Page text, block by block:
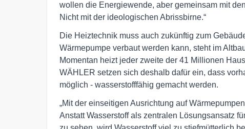
wollen die Energiewende, aber gemeinsam mit
Nicht mit der ideologischen Abrissbirne.“
Die Heiztechnik muss auch zukünftig zum
Wärmepumpe verbaut werden kann, steht im
Momentan heizt jeder zweite der 41 Millionen
WÄHLER setzen sich deshalb dafür ein, dass
möglich - wasserstofffähig gemacht werden.
„Mit der einseitigen Ausrichtung auf
Anstatt Wasserstoff als zentralen Lösungsansatz